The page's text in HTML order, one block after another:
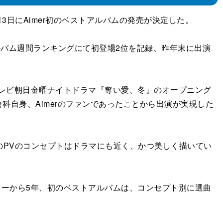
にAimer初のベストアルバムの発売が決定した。
ム週間ランキングにて初登場2位を記録、昨年末に出演
朝日金曜ナイトドラマ『奪い愛、冬』のオープニング
自身、Aimerのファンであったことから出演が実現した
のコンセプトはドラマにも近く、かつ美しく描いてい
から5年、初のベストアルバムは、コンセプト別に選曲